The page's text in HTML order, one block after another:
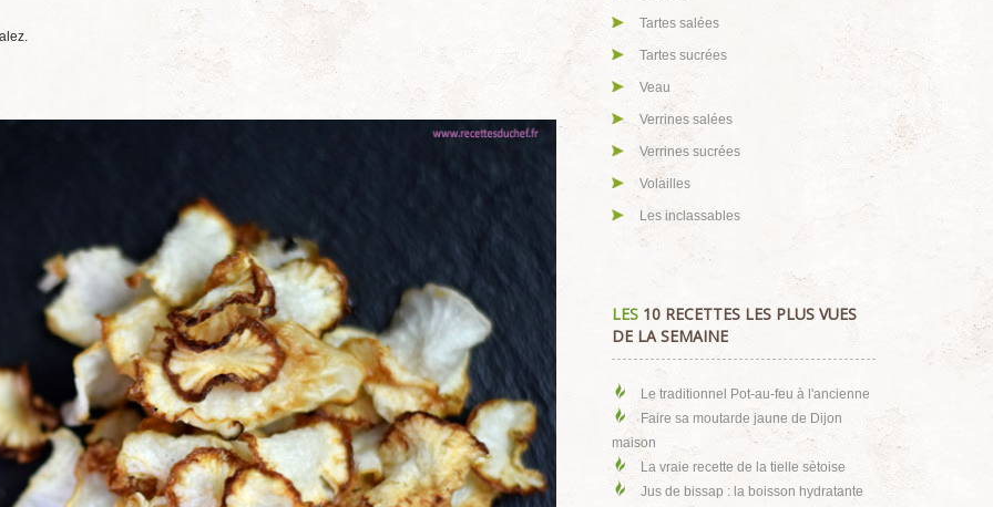
Tartes salées
Tartes sucrées
Veau
Verrines salées
Verrines sucrées
Volailles
Les inclassables
LES 10 RECETTES LES PLUS VUES
DE LA SEMAINE
Le traditionnel Pot-au-feu à l'ancienne
Faire sa moutarde jaune de Dijon
maison
La vraie recette de la tielle sètoise
Jus de bissap : la boisson hydratante